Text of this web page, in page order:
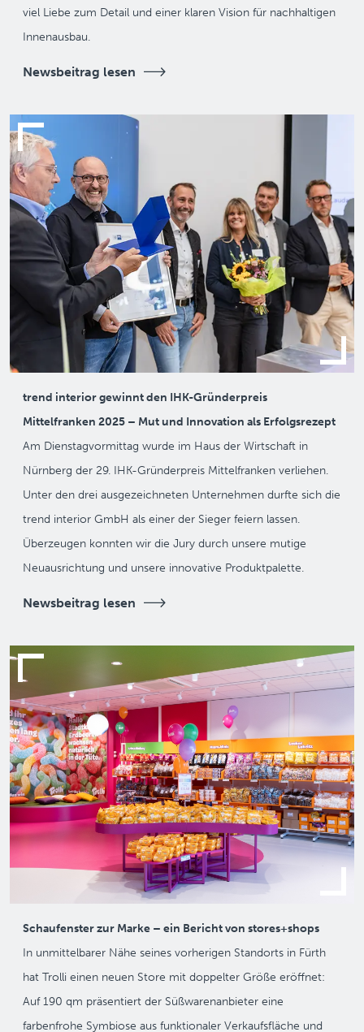
viel Liebe zum Detail und einer klaren Vision für nachhaltigen
Innenausbau.
Newsbeitrag lesen
trend interior gewinnt den IHK-Gründerpreis
Mittelfranken 2025 – Mut und Innovation als Erfolgsrezept
Am Dienstagvormittag wurde im Haus der Wirtschaft in
Nürnberg der 29. IHK-Gründerpreis Mittelfranken verliehen.
Unter den drei ausgezeichneten Unternehmen durfte sich die
trend interior GmbH als einer der Sieger feiern lassen.
Überzeugen konnten wir die Jury durch unsere mutige
Neuausrichtung und unsere innovative Produktpalette.
Newsbeitrag lesen
Schaufenster zur Marke – ein Bericht von stores+shops
In unmittelbarer Nähe seines vorherigen Standorts in Fürth
hat Trolli einen neuen Store mit doppelter Größe eröffnet:
Auf 190 qm präsentiert der Süßwarenanbieter eine
farbenfrohe Symbiose aus funktionaler Verkaufsfläche und